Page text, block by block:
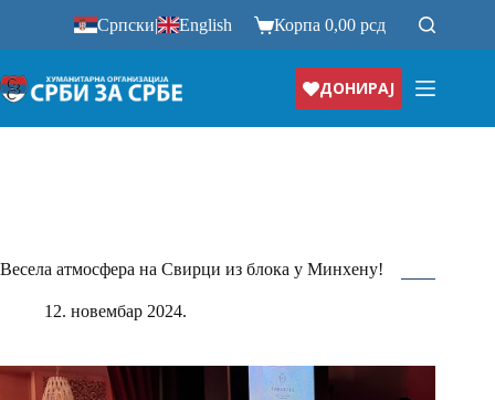
Српски| English Корпа0,00рсд
ДОНИРАЈ
Весела атмосфера на Свирци из блока у Минхену!
12. новембар 2024.